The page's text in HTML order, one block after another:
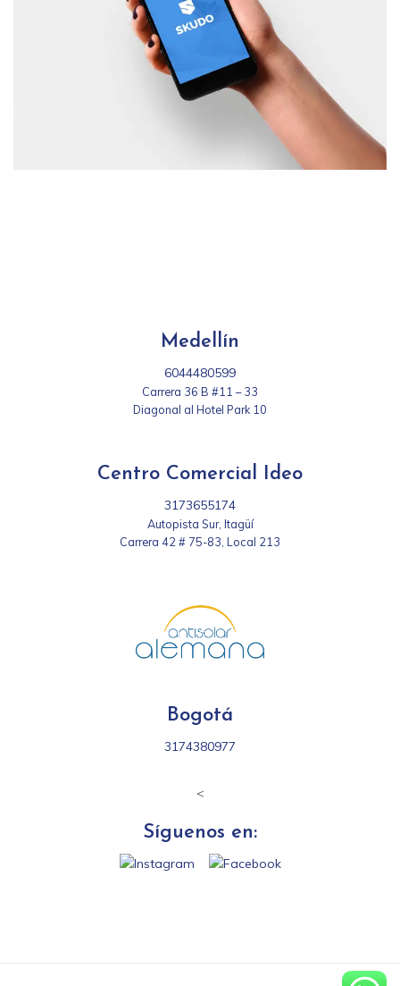
Medellín
6044480599
Carrera 36 B #11 – 33
Diagonal al Hotel Park 10
Centro Comercial Ideo
3173655174
Autopista Sur, Itagüí
Carrera 42 # 75-83, Local 213
Bogotá
3174380977
<
Síguenos en: